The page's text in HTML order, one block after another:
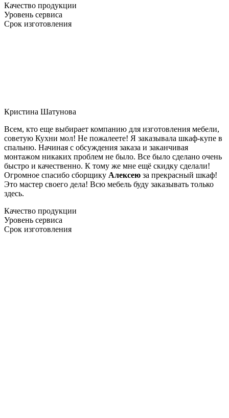
Качество продукции
Уровень сервиса
Срок изготовления
Кристина Шатунова
Всем, кто еще выбирает компанию для изготовления мебели,
советую Кухни мол! Не пожалеете! Я заказывала шкаф-купе в
спальню. Начиная с обсуждения заказа и заканчивая
монтажом никаких проблем не было. Все было сделано очень
быстро и качественно. К тому же мне ещё скидку сделали!
Огромное спасибо сборщику Алексею за прекрасный шкаф!
Это мастер своего дела! Всю мебель буду заказывать только
здесь.
Качество продукции
Уровень сервиса
Срок изготовления